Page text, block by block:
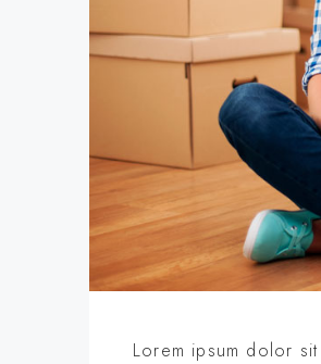
Lorem ipsum dolor